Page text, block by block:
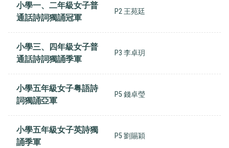
小學一、二年級女子普
通話詩詞獨誦冠軍
P2 王苑廷
小學三、四年級女子普
通話詩詞獨誦季軍
P3 李卓玥
小學五年級女子粤語詩
詞獨誦亞軍
P5 錢卓瑩
小學五年級女子英詩獨
誦季軍
P5 劉賜穎